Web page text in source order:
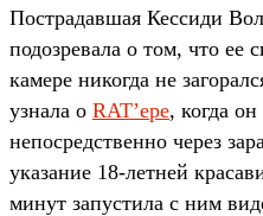
Пострадавшая Кессиди
подозревала о том, что ее
камере никогда не
узнала о RAT’ере, когда он
непосредственно через
указание 18-летней
минут запустила с ним